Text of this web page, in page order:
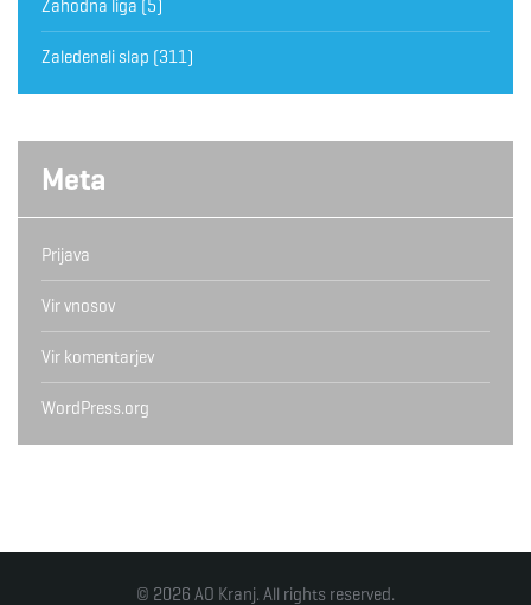
Zahodna liga (5)
Zaledeneli slap (311)
Meta
Prijava
Vir vnosov
Vir komentarjev
WordPress.org
© 2026 AO Kranj. All rights reserved.